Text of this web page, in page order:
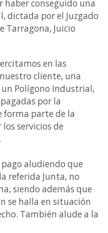
haber conseguido una
dictada por el Juzgado
Tarragona, Juicio
en las
cliente, una
un Polígono Industrial,
por la
forma parte de la
servicios de
aludiendo que
referida Junta, no
siendo además que
se halla en situación
También alude a la